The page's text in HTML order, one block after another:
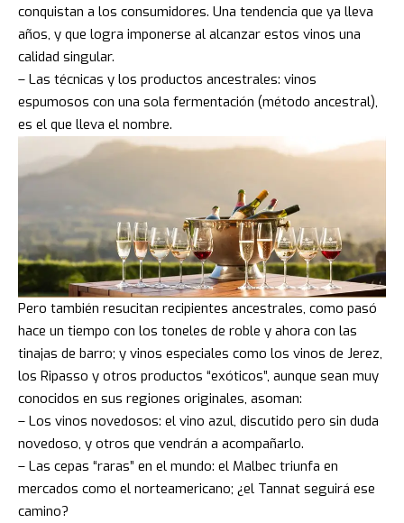
conquistan a los consumidores. Una tendencia que ya lleva
años, y que logra imponerse al alcanzar estos vinos una
calidad singular.
– Las técnicas y los productos ancestrales: vinos
espumosos con una sola fermentación (método ancestral),
es el que lleva el nombre.
Pero también resucitan recipientes ancestrales, como pasó
hace un tiempo con los toneles de roble y ahora con las
tinajas de barro; y vinos especiales como los vinos de Jerez,
los Ripasso y otros productos “exóticos”, aunque sean muy
conocidos en sus regiones originales, asoman:
– Los vinos novedosos: el vino azul, discutido pero sin duda
novedoso, y otros que vendrán a acompañarlo.
– Las cepas “raras” en el mundo: el Malbec triunfa en
mercados como el norteamericano; ¿el Tannat seguirá ese
camino?